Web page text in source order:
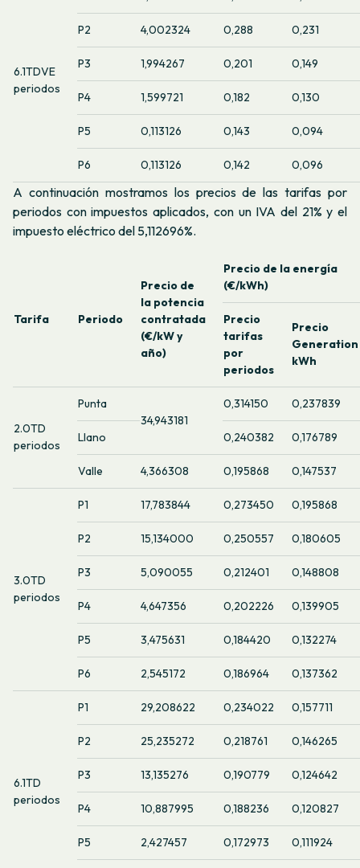
6.1TDVE
periodos
P2 4,002324 0,288 0,231
P3 1,994267 0,201 0,149
P4 1,599721 0,182 0,130
P5 0,113126 0,143 0,094
P6 0,113126 0,142 0,096
A continuación mostramos los precios de las tarifas por
periodos con impuestos aplicados, con un IVA del 21% y el
impuesto eléctrico del 5,112696%.
Tarifa Periodo
Precio de
la potencia
contratada
(€/kW y
año)
Precio de la energía
(€/kWh)
Precio
tarifas
por
periodos
Precio
Generation
kWh
2.0TD
periodos
Punta
34,943181
0,314150 0,237839
Llano 0,240382 0,176789
Valle 4,366308 0,195868 0,147537
3.0TD
periodos
P1 17,783844 0,273450 0,195868
P2 15,134000 0,250557 0,180605
P3 5,090055 0,212401 0,148808
P4 4,647356 0,202226 0,139905
P5 3,475631 0,184420 0,132274
P6 2,545172 0,186964 0,137362
6.1TD
periodos
P1 29,208622 0,234022 0,157711
P2 25,235272 0,218761 0,146265
P3 13,135276 0,190779 0,124642
P4 10,887995 0,188236 0,120827
P5 2,427457 0,172973 0,111924